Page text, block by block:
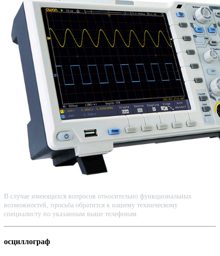
В случае имеющихся вопросов относительно функциональных
возможностей, просьба обратится к нашему техническому
специалисту по указанным выше телефонам.
осциллограф